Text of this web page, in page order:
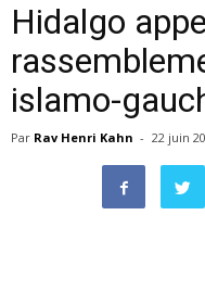
Hidalgo
islamo-
Par Rav Henri Kahn - 22 juin